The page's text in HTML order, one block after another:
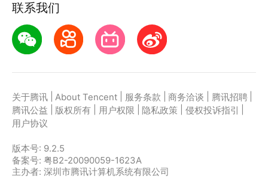
联系我们
关于腾讯 About Tencent 服务条款 商务洽谈 腾讯招聘
腾讯公益
版权所有 用户权限 隐私政策 侵权投诉指引
用户协议
版本号: 9.2.5
备案号: 粤B2-20090059-1623A
主办者: 深圳市腾讯计算机系统有限公司